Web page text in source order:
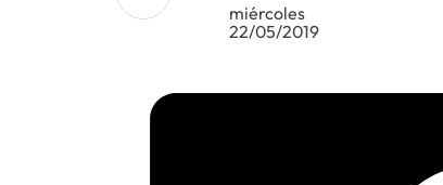
miércoles
22/05/2019